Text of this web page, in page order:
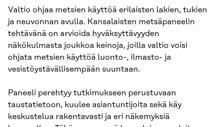
Valtio ohjaa metsien käyttöä erilaisten lakien, tukien
ja neuvonnan avulla. Kansalaisten metsäpaneelin
tehtävänä on arvioida hyväksyttävyyden
näkökulmasta joukkoa keinoja, joilla valtio voisi
ohjata metsien käyttöä luonto-, ilmasto- ja
vesistöystävällisempään suuntaan.
Paneeli perehtyy tutkimukseen perustuvaan
taustatietoon, kuulee asiantuntijoita sekä käy
keskustelua rakentavasti ja eri näkemyksiä